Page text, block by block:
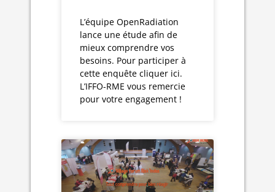
L’équipe OpenRadiation
lance une étude afin de
mieux comprendre vos
besoins. Pour participer à
cette enquête cliquer ici.
L’IFFO-RME vous remercie
pour votre engagement !